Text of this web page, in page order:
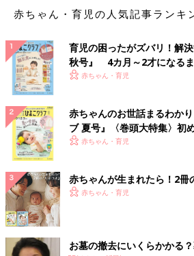
赤ちゃん・育児の人気記事ランキ
育児の困ったがズバリ！解
秋号』 4カ月～2才になる
いっぱい！
赤ちゃん・育児
赤ちゃんのお世話まるわか
ブ 夏号』〈巻頭大特集〉初
く！ おっぱい・ミルクの基
赤ちゃん・育児
赤ちゃんが生まれたら！2冊
赤ちゃん・育児
お墓の撤去にいくらかかる